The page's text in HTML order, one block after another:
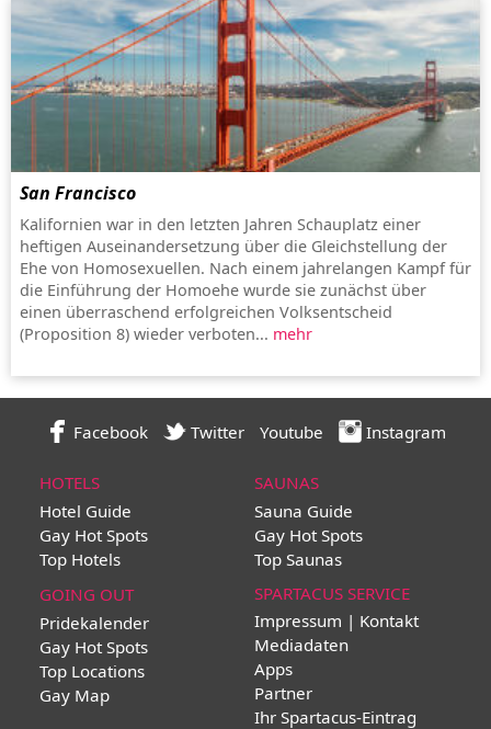
San Francisco
Kalifornien war in den letzten Jahren Schauplatz einer
heftigen Auseinandersetzung über die Gleichstellung der
Ehe von Homosexuellen. Nach einem jahrelangen Kampf für
die Einführung der Homoehe wurde sie zunächst über
einen überraschend erfolgreichen Volksentscheid
(Proposition 8) wieder verboten... mehr
Facebook Twitter Youtube Instagram
HOTELS
Hotel Guide
Gay Hot Spots
Top Hotels
SAUNAS
Sauna Guide
Gay Hot Spots
Top Saunas
GOING OUT
Pridekalender
Gay Hot Spots
Top Locations
Gay Map
SPARTACUS SERVICE
Impressum | Kontakt
Mediadaten
Apps
Partner
Ihr Spartacus-Eintrag